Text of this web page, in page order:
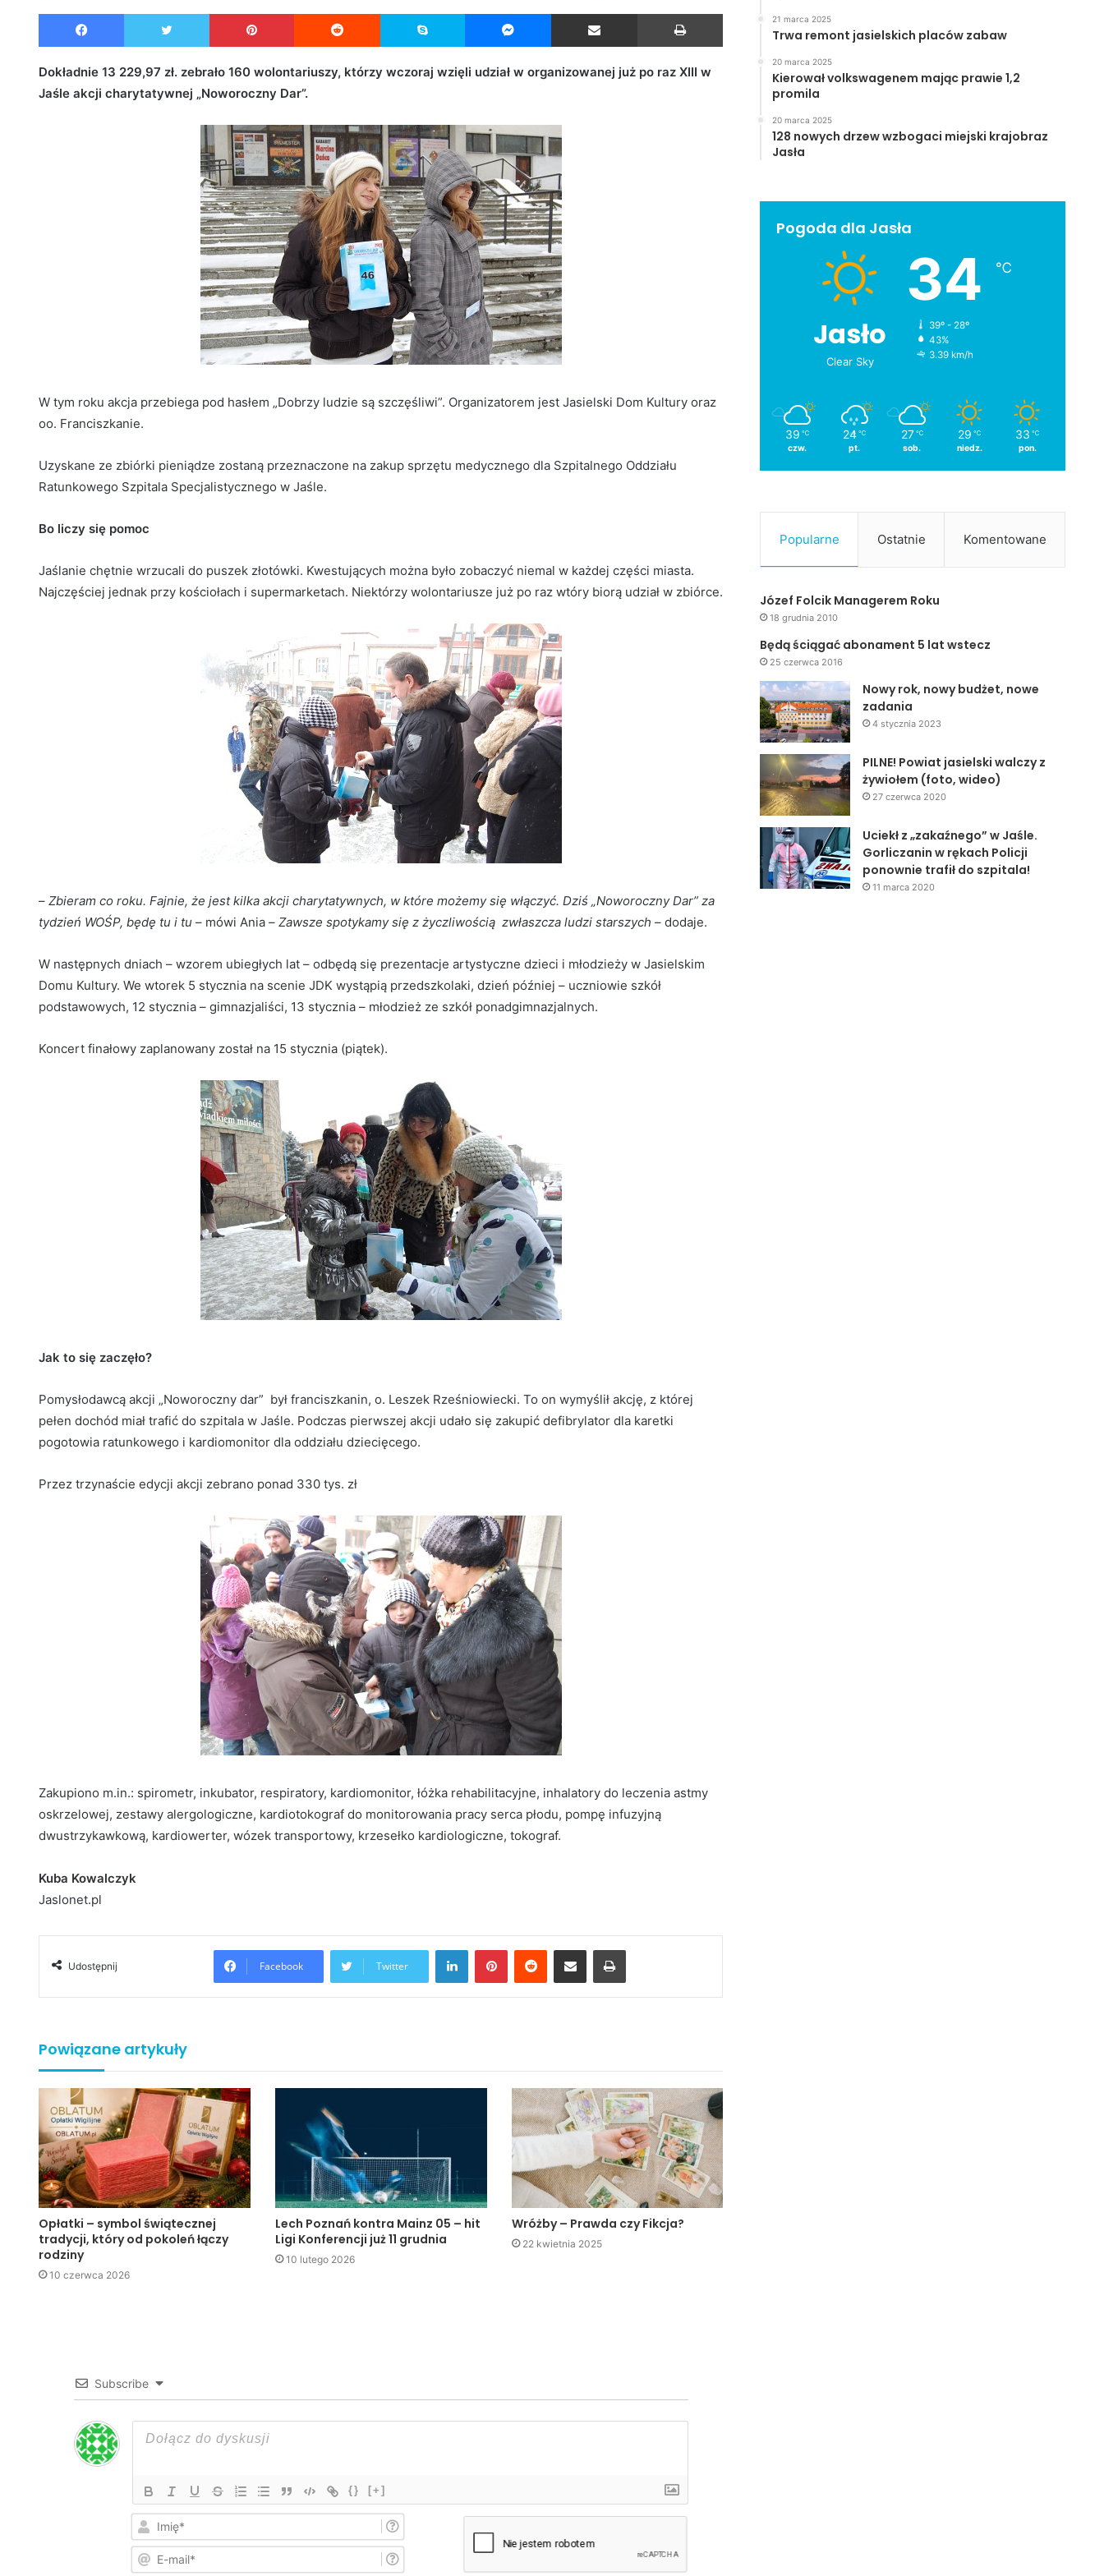
d
a
Facebook Twitter Pinterest Reddit Skype Messenger Udostępnij przez Email
Dokładnie 13 229,97 zł. zebrało 160 wolontariuszy, którzy wczoraj wzięli udział w organizowanej już po raz XIII w
Jaśle akcji charytatywnej „Noworoczny Dar”.
W tym roku akcja przebiega pod hasłem „Dobrzy ludzie są szczęśliwi”. Organizatorem jest Jasielski Dom Kultury oraz
oo. Franciszkanie.
Uzyskane ze zbiórki pieniądze zostaną przeznaczone na zakup sprzętu medycznego dla Szpitalnego Oddziału
Ratunkowego Szpitala Specjalistycznego w Jaśle.
Bo liczy się pomoc
Jaślanie chętnie wrzucali do puszek złotówki. Kwestujących można było zobaczyć niemal w każdej części miasta.
Najczęściej jednak przy kościołach i supermarketach. Niektórzy wolontariusze już po raz wtóry biorą udział w zbiórce.
– Zbieram co roku. Fajnie, że jest kilka akcji charytatywnych, w które możemy się włączyć. Dziś „Noworoczny Dar” za
tydzień WOŚP, będę tu i tu – mówi Ania – Zawsze spotykamy się z życzliwością zwłaszcza ludzi starszych – dodaje.
W następnych dniach – wzorem ubiegłych lat – odbędą się prezentacje artystyczne dzieci i młodzieży w Jasielskim
Domu Kultury. We wtorek 5 stycznia na scenie JDK wystąpią przedszkolaki, dzień później – uczniowie szkół
podstawowych, 12 stycznia – gimnazjaliści, 13 stycznia – młodzież ze szkół ponadgimnazjalnych.
Koncert finałowy zaplanowany został na 15 stycznia (piątek).
Jak to się zaczęło?
Pomysłodawcą akcji „Noworoczny dar” był franciszkanin, o. Leszek Rześniowiecki. To on wymyślił akcję, z której
pełen dochód miał trafić do szpitala w Jaśle. Podczas pierwszej akcji udało się zakupić defibrylator dla karetki
pogotowia ratunkowego i kardiomonitor dla oddziału dziecięcego.
Przez trzynaście edycji akcji zebrano ponad 330 tys. zł
Zakupiono m.in.: spirometr, inkubator, respiratory, kardiomonitor, łóżka rehabilitacyjne, inhalatory do leczenia astmy
oskrzelowej, zestawy alergologiczne, kardiotokograf do monitorowania pracy serca płodu, pompę infuzyjną
dwustrzykawkową, kardiowerter, wózek transportowy, krzesełko kardiologiczne, tokograf.
Kuba Kowalczyk
Jaslonet.pl
Udostępnij Facebook Twitter
LinkedIn
Powiązane artykuły
Opłatki – symbol świątecznej
tradycji, który od pokoleń łączy
rodziny
10 czerwca 2026
Lech Poznań kontra Mainz 05 – hit
Ligi Konferencji już 11 grudnia
10 lutego 2026
Wróżby – Prawda czy Fikcja?
22 kwietnia 2025
Subscribe
{} [+]
i
*
21 marca 2025
Trwa remont jasielskich placów zabaw
20 marca 2025
Kierował volkswagenem mając prawie 1,2
promila
20 marca 2025
128 nowych drzew wzbogaci miejski krajobraz
Jasła
Pogoda dla Jasła
Jasło
Clear Sky
34 ℃
39º - 28º
43%
3.39 km/h
39 ℃
czw.
24 ℃
pt.
27 ℃
sob.
29 ℃
niedz.
33 ℃
pon.
Popularne Ostatnie Komentowane
Józef Folcik Managerem Roku
18 grudnia 2010
Będą ściągać abonament 5 lat wstecz
25 czerwca 2016
Nowy rok, nowy budżet, nowe
zadania
4 stycznia 2023
PILNE! Powiat jasielski walczy z
żywiołem (foto, wideo)
27 czerwca 2020
Uciekł z „zakaźnego” w Jaśle.
Gorliczanin w rękach Policji
ponownie trafił do szpitala!
11 marca 2020